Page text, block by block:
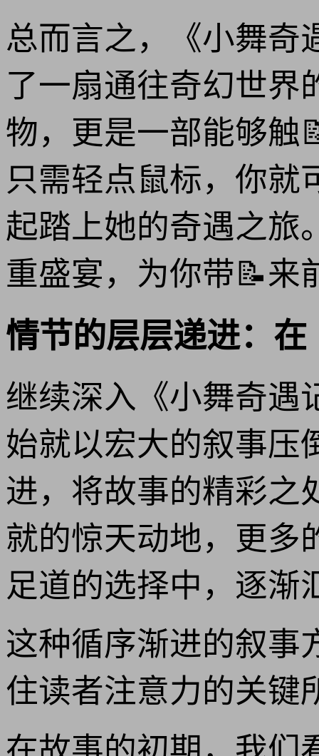
总而言之，《小舞奇
了一扇通往奇幻世界
物，更是一部能够触
只需轻点鼠标，你就
起踏上她的奇遇之旅
重盛宴，为你带📝来
情节的层层递进：
继续深入《小舞奇遇
始就以宏大的叙事压
进，将故事的精彩之
就的惊天动地，更多
足道的选择中，逐渐
这种循序渐进的叙事
住读者注意力的关键